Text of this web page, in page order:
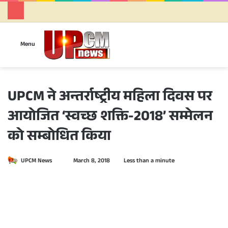
Menu
UPCM ने अन्तर्राष्ट्रीय महिला दिवस पर
आयोजित ‘स्वच्छ शक्ति-2018’ सम्मेलन
को सम्बोधित किया
UPCM News March 8, 2018 Less than a minute